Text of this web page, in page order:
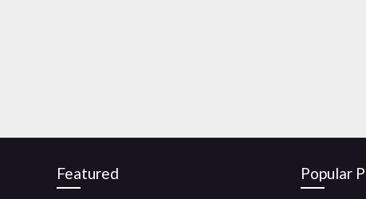
Featured Popular